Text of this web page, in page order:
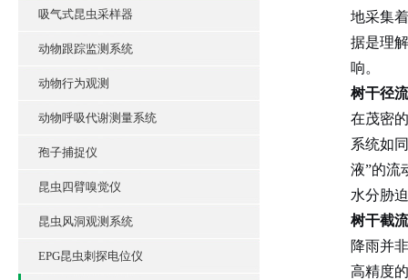
吸气式昆虫采样器
动物跟踪监测系统
动物行为观测
动物呼吸代谢测量系统
孢子捕捉仪
昆虫四臂嗅觉仪
昆虫风洞观测系统
EPG昆虫刺探电位仪
地采集
据是理
响。
树干径
在茂密
系统如
液”的流
水分胁
树干截
降雨并
高精度